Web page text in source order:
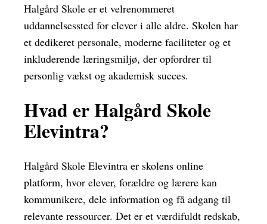
Halgård Skole er et velrenommeret
uddannelsessted for elever i alle aldre. Skolen har
et dedikeret personale, moderne faciliteter og et
inkluderende læringsmiljø, der opfordrer til
personlig vækst og akademisk succes.
Hvad er Halgård Skole
Elevintra?
Halgård Skole Elevintra er skolens online
platform, hvor elever, forældre og lærere kan
kommunikere, dele information og få adgang til
relevante ressourcer. Det er et værdifuldt redskab,